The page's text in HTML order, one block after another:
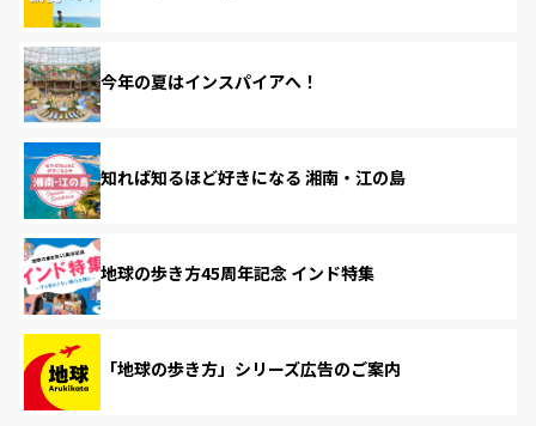
今年の夏はインスパイアへ！
知れば知るほど好きになる 湘南・江の島
地球の歩き方45周年記念 インド特集
「地球の歩き方」シリーズ広告のご案内